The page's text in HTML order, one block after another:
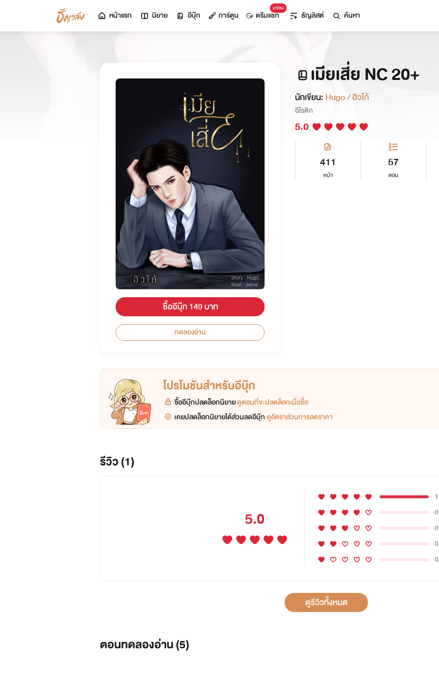
หน้าแรก นิยาย อีบุ๊ก การ์ตูน
มาใหม่
ดรีมแชท ธัญลิสต์ ค้นหา
ซื้ออีบุ๊ก 149 บาท
ทดลองอ่าน
เมียเสี่ย NC 20+
นักเขียน: Hugo / ฮิวโก้
อีโรติก
5.0
411
หน้า
57
ตอน
โปรโมชันสำหรับอีบุ๊ก
ซื้ออีบุ๊กปลดล็อกนิยายดูตอนที่จะปลดล็อกเมื่อซื้อ
เคยปลดล็อกนิยายได้ส่วนลดอีบุ๊กดูอัตราส่วนการลดราคา
รีวิว (1)
5.0
1
0
0
0
0
ดูรีวิวทั้งหมด
ตอนทดลองอ่าน (5)